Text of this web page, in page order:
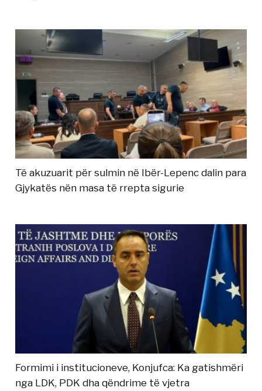
Të akuzuarit për sulmin në Ibër-Lepenc dalin para
Gjykatës nën masa të rrepta sigurie
Formimi i institucioneve, Konjufca: Ka gatishmëri
nga LDK, PDK dha qëndrime të vjetra